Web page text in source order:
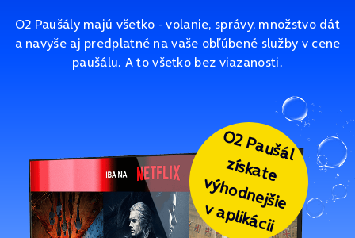
O2 Paušály majú všetko - volanie, správy, množstvo dát
a navyše aj predplatné na vaše obľúbené služby v cene
paušálu. A to všetko bez viazanosti.
O2 Paušál
získate
výhodnejšie
v aplikácii